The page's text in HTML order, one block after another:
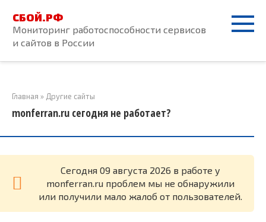
контенту
СБОЙ.РФ
Мониторинг работоспособности сервисов
и сайтов в России
Главная » Другие сайты
monferran.ru сегодня не работает?
Cегодня 09 августа 2026 в работе у
monferran.ru проблем мы не обнаружили
или получили мало жалоб от пользователей.